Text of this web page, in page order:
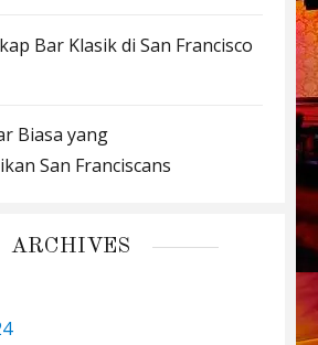
Bar Klasik di San Francisco
Biasa yang
San Franciscans
ARCHIVES